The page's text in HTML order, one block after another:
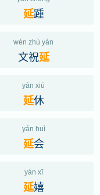
延踵
wén zhù yán
文祝延
yán xiū
延休
yán huì
延会
yán xī
延嬉